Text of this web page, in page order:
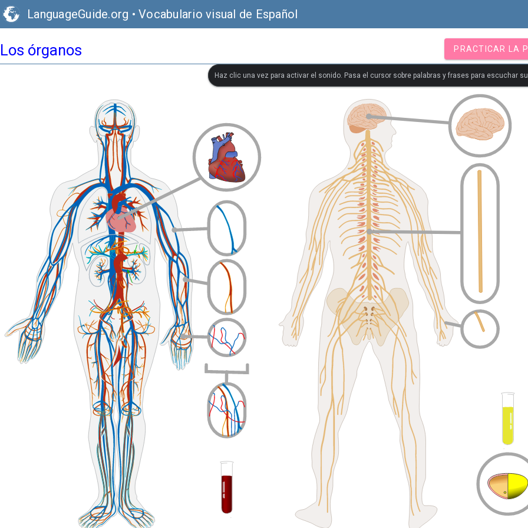
LanguageGuide.org • Vocabulario visual de Español
Los órganos PRACTICAR LA
Haz clic una vez para activar el sonido. Pasa el cursor sobre palabras y frases para escuchar